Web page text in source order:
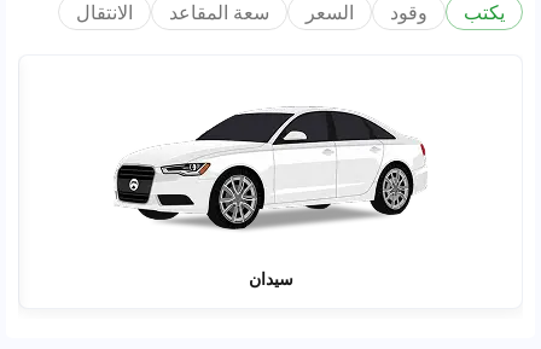
يكتب وقود السعر سعة المقاعد الانتقال
سيدان